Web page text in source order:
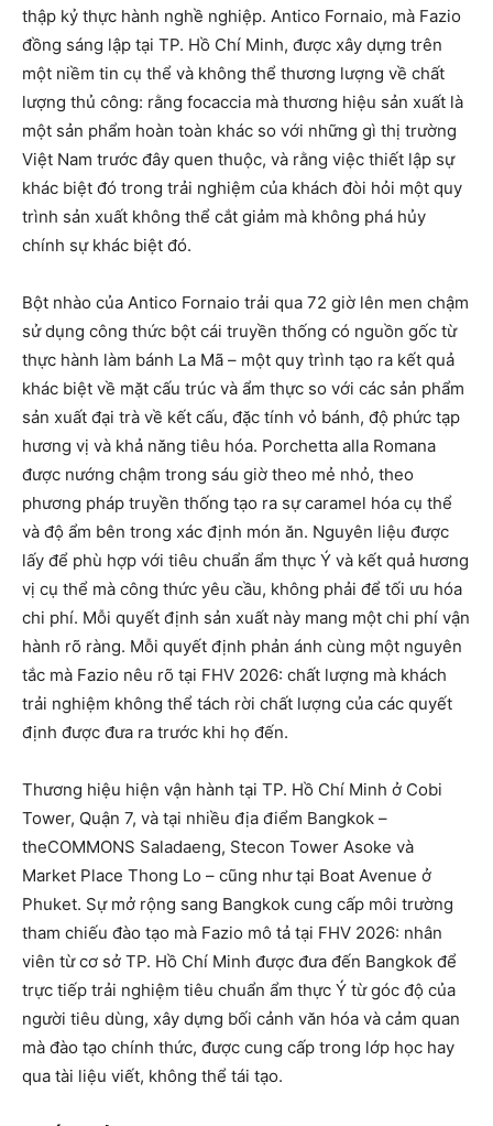
thập kỷ thực hành nghề nghiệp. Antico Fornaio, mà Fazio
đồng sáng lập tại TP. Hồ Chí Minh, được xây dựng trên
một niềm tin cụ thể và không thể thương lượng về chất
lượng thủ công: rằng focaccia mà thương hiệu sản xuất là
một sản phẩm hoàn toàn khác so với những gì thị trường
Việt Nam trước đây quen thuộc, và rằng việc thiết lập sự
khác biệt đó trong trải nghiệm của khách đòi hỏi một quy
trình sản xuất không thể cắt giảm mà không phá hủy
chính sự khác biệt đó.
Bột nhào của Antico Fornaio trải qua 72 giờ lên men chậm
sử dụng công thức bột cái truyền thống có nguồn gốc từ
thực hành làm bánh La Mã – một quy trình tạo ra kết quả
khác biệt về mặt cấu trúc và ẩm thực so với các sản phẩm
sản xuất đại trà về kết cấu, đặc tính vỏ bánh, độ phức tạp
hương vị và khả năng tiêu hóa. Porchetta alla Romana
được nướng chậm trong sáu giờ theo mẻ nhỏ, theo
phương pháp truyền thống tạo ra sự caramel hóa cụ thể
và độ ẩm bên trong xác định món ăn. Nguyên liệu được
lấy để phù hợp với tiêu chuẩn ẩm thực Ý và kết quả hương
vị cụ thể mà công thức yêu cầu, không phải để tối ưu hóa
chi phí. Mỗi quyết định sản xuất này mang một chi phí vận
hành rõ ràng. Mỗi quyết định phản ánh cùng một nguyên
tắc mà Fazio nêu rõ tại FHV 2026: chất lượng mà khách
trải nghiệm không thể tách rời chất lượng của các quyết
định được đưa ra trước khi họ đến.
Thương hiệu hiện vận hành tại TP. Hồ Chí Minh ở Cobi
Tower, Quận 7, và tại nhiều địa điểm Bangkok –
theCOMMONS Saladaeng, Stecon Tower Asoke và
Market Place Thong Lo – cũng như tại Boat Avenue ở
Phuket. Sự mở rộng sang Bangkok cung cấp môi trường
tham chiếu đào tạo mà Fazio mô tả tại FHV 2026: nhân
viên từ cơ sở TP. Hồ Chí Minh được đưa đến Bangkok để
trực tiếp trải nghiệm tiêu chuẩn ẩm thực Ý từ góc độ của
người tiêu dùng, xây dựng bối cảnh văn hóa và cảm quan
mà đào tạo chính thức, được cung cấp trong lớp học hay
qua tài liệu viết, không thể tái tạo.